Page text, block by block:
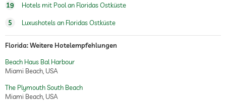
19 Hotels mit Pool an Floridas Ostküste
5 Luxushotels an Floridas Ostküste
Florida: Weitere Hotelempfehlungen
Beach Haus Bal Harbour
Miami Beach, USA
The Plymouth South Beach
Miami Beach, USA